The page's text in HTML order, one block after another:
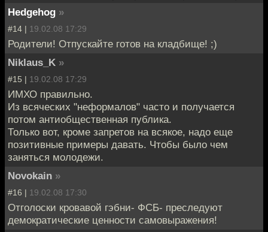
Hedgehog »
#14 | 19.02.08 17:29
Родители! Отпускайте готов на кладбище! ;)
Niklaus_K »
#15 | 19.02.08 17:29
ИМХО правильно.
Из всяческих "неформалов" часто и получается
потом антиобщественная публика.
Только вот, кроме запретов на всякое, надо еще
позитивные примеры давать. Чтобы было чем
заняться молодежи.
Novokain »
#16 | 19.02.08 17:30
Отголоски кровавой гэбни- ФСБ- преследуют
демократические ценности самовыражения!